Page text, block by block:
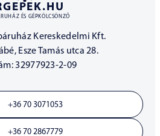
ÉS GÉPKÖLCSÖNZŐ
Kereskedelmi Kft.
Esze Tamás utca 28.
32977923-2-09
+36 70 3071053
+36 70 2867779